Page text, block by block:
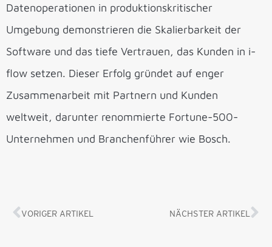
Datenoperationen in produktionskritischer
Umgebung demonstrieren die Skalierbarkeit der
Software und das tiefe Vertrauen, das Kunden in i-
flow setzen. Dieser Erfolg gründet auf enger
Zusammenarbeit mit Partnern und Kunden
weltweit, darunter renommierte Fortune-500-
Unternehmen und Branchenführer wie Bosch.
VORIGER ARTIKEL NÄCHSTER ARTIKEL